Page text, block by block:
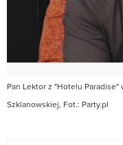
Pan Lektor z "Hotelu
Szklanowskiej, Fot.: Party.pl